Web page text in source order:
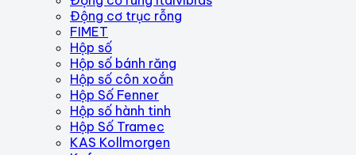
Động cơ trục rỗng
FIMET
Hộp số
Hộp số bánh răng
Hộp số côn xoắn
Hộp Số Fenner
Hộp số hành tinh
Hộp Số Tramec
KAS Kollmorgen